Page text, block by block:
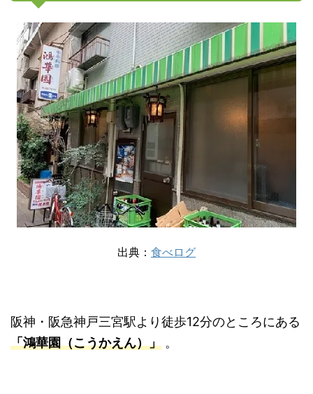
出典： 食べログ
阪神・阪急神戸三宮駅より徒歩12分のところにある
「鴻華園（こうかえん）」 。